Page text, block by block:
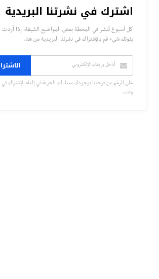
اشترك في نشرتنا البريدية
كل أسبوع تُنشر في المحطة بعض المواضيع الشيقة، إذا أردت
يفوتك شيء قم بالإشتراك في نشرتنا البريدية من هنا.
على الرغم من فرحتنا بوجودك معنا، لك الحرية في إلغاء الإشتراك
وقت.